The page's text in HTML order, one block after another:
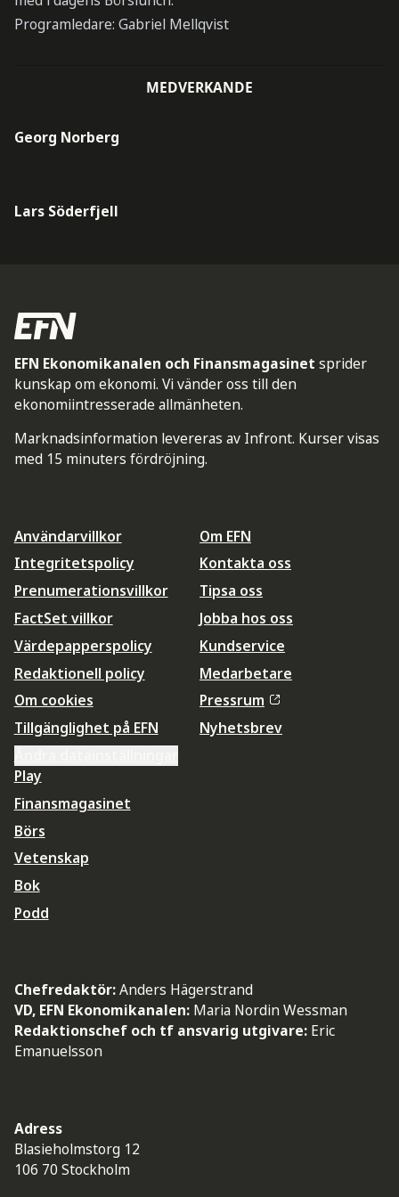
Programledare: Gabriel Mellqvist
MEDVERKANDE
Georg Norberg
Lars Söderfjell
EFN Ekonomikanalen och Finansmagasinet sprider
kunskap om ekonomi. Vi vänder oss till den
ekonomiintresserade allmänheten.
Marknadsinformation levereras av Infront. Kurser visas
med 15 minuters fördröjning.
Användarvillkor
Integritetspolicy
Prenumerationsvillkor
FactSet villkor
Värdepapperspolicy
Redaktionell policy
Om cookies
Tillgänglighet på EFN
Om EFN
Kontakta oss
Tipsa oss
Jobba hos oss
Kundservice
Medarbetare
Pressrum
Nyhetsbrev
Play
Finansmagasinet
Börs
Vetenskap
Bok
Podd
Chefredaktör:Anders Hägerstrand
VD, EFN Ekonomikanalen: Maria Nordin Wessman
Redaktionschef och tf ansvarig utgivare: Eric
Emanuelsson
Adress
Blasieholmstorg 12
106 70 Stockholm